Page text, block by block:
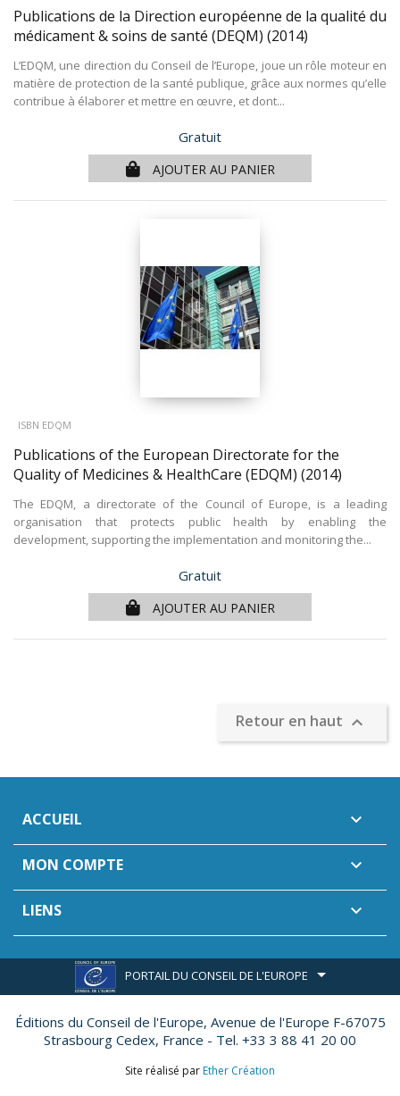
Publications de la Direction européenne de la qualité du
médicament & soins de santé (DEQM) (2014)
L’EDQM, une direction du Conseil de l’Europe, joue un rôle moteur en
matière de protection de la santé publique, grâce aux normes qu’elle
contribue à élaborer et mettre en œuvre, et dont...
Prix
Gratuit
AJOUTER AU PANIER
ISBN EDQM
Publications of the European Directorate for the
Quality of Medicines & HealthCare (EDQM) (2014)
The EDQM, a directorate of the Council of Europe, is a leading
organisation that protects public health by enabling the
development, supporting the implementation and monitoring the...
Prix
Gratuit
AJOUTER AU PANIER
Retour en haut 
ACCUEIL 
MON COMPTE 
LIENS 
PORTAIL DU CONSEIL DE L'EUROPE
Éditions du Conseil de l'Europe, Avenue de l'Europe F-67075
Strasbourg Cedex, France - Tel. +33 3 88 41 20 00
Site réalisé par Ether Création